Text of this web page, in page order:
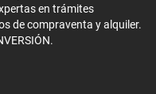
en trámites
de compraventa y alquiler.